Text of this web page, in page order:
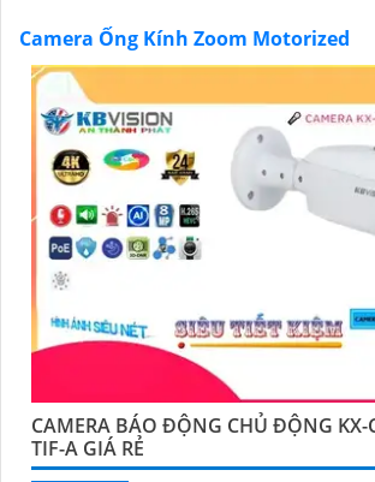
Camera Ống Kính Zoom Motorized
CAMERA BÁO ĐỘNG CHỦ ĐỘNG
TIF-A GIÁ RẺ